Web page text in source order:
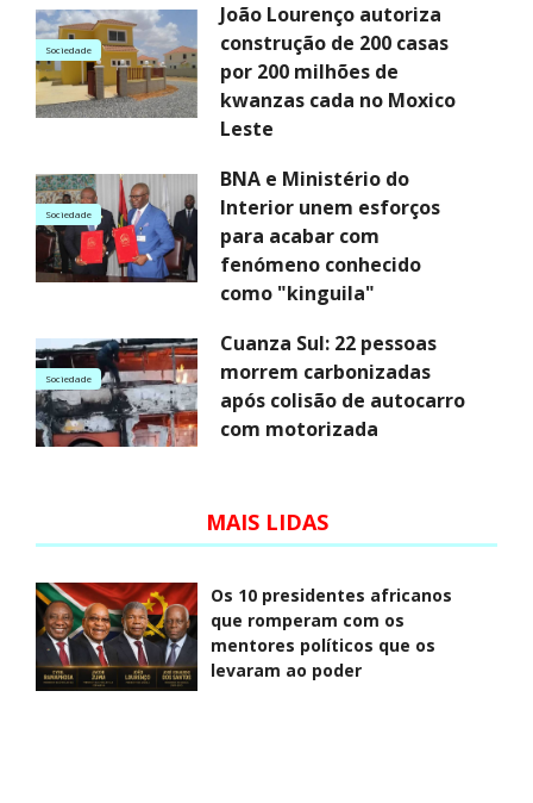
Sociedade
João Lourenço autoriza
construção de 200 casas
por 200 milhões de
kwanzas cada no Moxico
Leste
Sociedade
BNA e Ministério do
Interior unem esforços
para acabar com
fenómeno conhecido
como "kinguila"
Sociedade
Cuanza Sul: 22 pessoas
morrem carbonizadas
após colisão de autocarro
com motorizada
MAIS LIDAS
Os 10 presidentes africanos
que romperam com os
mentores políticos que os
levaram ao poder